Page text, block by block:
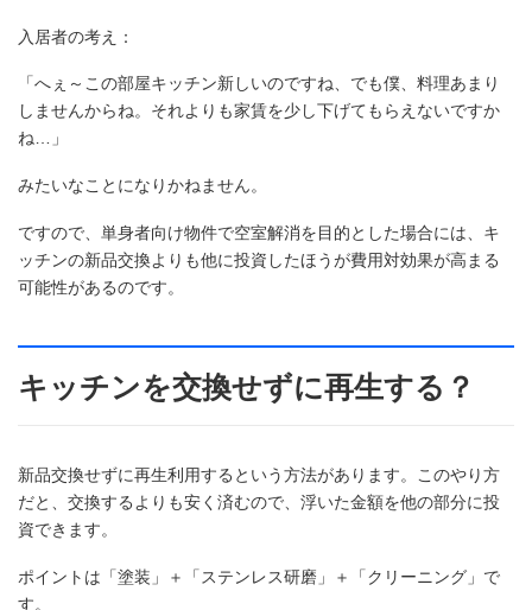
入居者の考え：
「へぇ～この部屋キッチン新しいのですね、でも僕、料理あまり
しませんからね。それよりも家賃を少し下げてもらえないですか
ね…」
みたいなことになりかねません。
ですので、単身者向け物件で空室解消を目的とした場合には、キ
ッチンの新品交換よりも他に投資したほうが費用対効果が高まる
可能性があるのです。
キッチンを交換せずに再生する？
新品交換せずに再生利用するという方法があります。このやり方
だと、交換するよりも安く済むので、浮いた金額を他の部分に投
資できます。
ポイントは「塗装」＋「ステンレス研磨」＋「クリーニング」で
す。